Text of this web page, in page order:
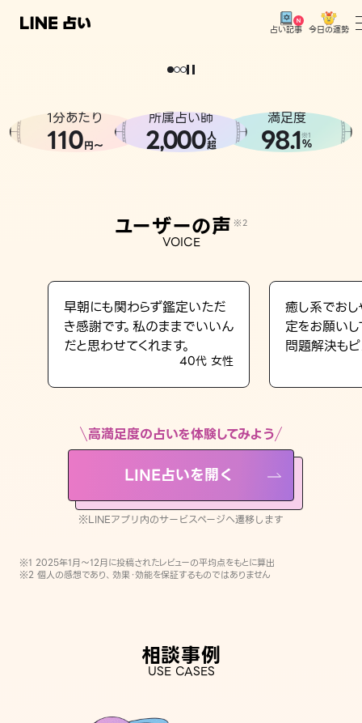
占い記事 今日の運勢
相談事例
LINE占いを開く
※LINEアプリ内のサービスページへ遷移します
どうせなら
。
1分あたり
110円〜
所属占い師
2,000人
超
満足度
98.1※1
%
ユーザーの声 ※2
VOICE
早朝にも関わらず鑑定いただ
き感謝です。私のままでいいん
だと思わせてくれます。
40代 女性
癒し系でおし
定をお願い
問題解決もピ
高満足度の占いを体験してみよう
LINE占いを開く
※LINEアプリ内のサービスページへ遷移します
※1 2025年1月〜12月に投稿されたレビューの平均点をもとに算出
※2 個人の感想であり、効果・効能を保証するものではありません
相談事例
USE CASES